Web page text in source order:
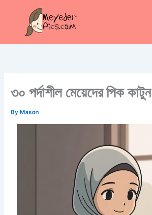
৩০ পর্দাশীল মেয়েদের পিক কাটুন
By Mason